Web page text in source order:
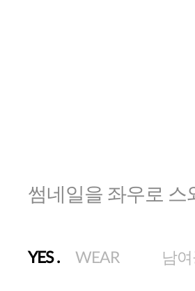
썸네일을 좌우로 스
YES. WEAR 남